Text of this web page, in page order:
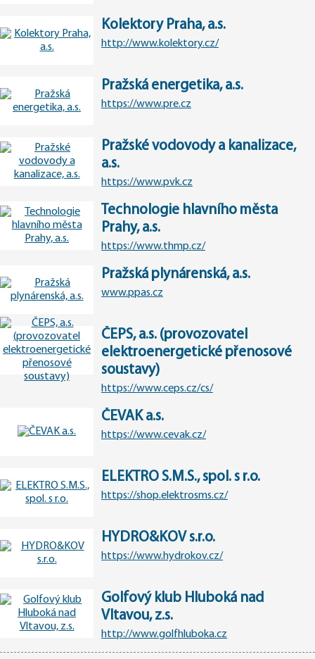
Kolektory Praha, a.s.
http://www.kolektory.cz/
Pražská energetika, a.s.
https://www.pre.cz
Pražské vodovody a kanalizace,
a.s.
https://www.pvk.cz
Technologie hlavního města
Prahy, a.s.
https://www.thmp.cz/
Pražská plynárenská, a.s.
www.ppas.cz
ČEPS, a.s. (provozovatel
elektroenergetické přenosové
soustavy)
https://www.ceps.cz/cs/
ČEVAK a.s.
https://www.cevak.cz/
ELEKTRO S.M.S., spol. s r.o.
https://shop.elektrosms.cz/
HYDRO&KOV s.r.o.
https://www.hydrokov.cz/
Golfový klub Hluboká nad
Vltavou, z.s.
http://www.golfhluboka.cz